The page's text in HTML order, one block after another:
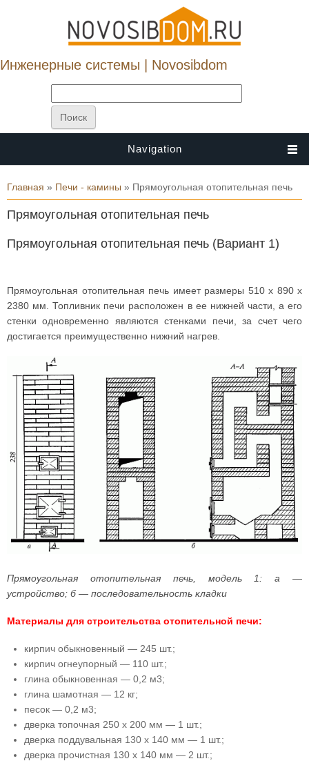
Инженерные системы | Novosibdom
Navigation
Вы здесь
Главная » Печи - камины » Прямоугольная отопительная печь
Прямоугольная отопительная печь
Прямоугольная отопительная печь (Вариант 1)
Прямоугольная отопительная печь имеет размеры 510 х 890 х
2380 мм. Топливник печи расположен в ее нижней части, а его
стенки одновременно являются стенками печи, за счет чего
достигается преимущественно нижний нагрев.
Прямоугольная отопительная печь, модель 1: а —
устройство; б — последовательность кладки
Материалы для строительства отопительной печи:
кирпич обыкновенный — 245 шт.;
кирпич огнеупорный — 110 шт.;
глина обыкновенная — 0,2 м3;
глина шамотная — 12 кг;
песок — 0,2 м3;
дверка топочная 250 х 200 мм — 1 шт.;
дверка поддувальная 130 х 140 мм — 1 шт.;
дверка прочистная 130 х 140 мм — 2 шт.;